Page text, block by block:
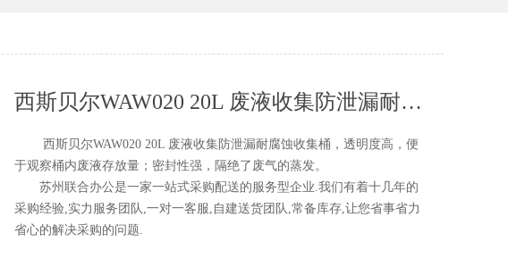
西斯贝尔WAW020 20L 废液收集防泄漏耐腐蚀收集桶
西斯贝尔WAW020 20L 废液收集防泄漏耐腐蚀收集桶，透明度高，便
于观察桶内废液存放量；密封性强，隔绝了废气的蒸发。
苏州联合办公是一家一站式采购配送的服务型企业.我们有着十几年的
采购经验,实力服务团队,一对一客服,自建送货团队,常备库存,让您省事省力
省心的解决采购的问题.